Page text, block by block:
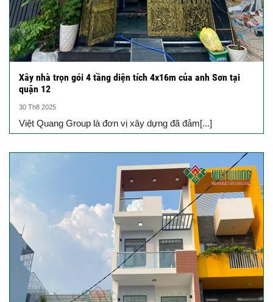
Xây nhà trọn gói 4 tầng diện tích 4x16m của anh Sơn tại
quận 12
30 Th8 2025
Việt Quang Group là đơn vị xây dựng đã đảm[...]